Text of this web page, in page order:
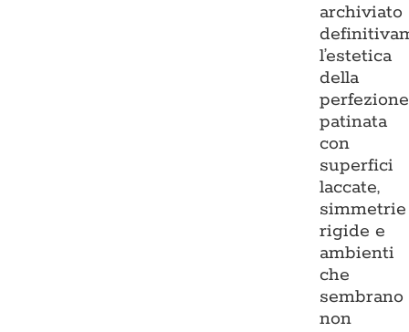
archiviato
l’estetica
della
perfezione
patinata
con
superfici
laccate,
simmetrie
rigide e
ambienti
che
sembrano
non